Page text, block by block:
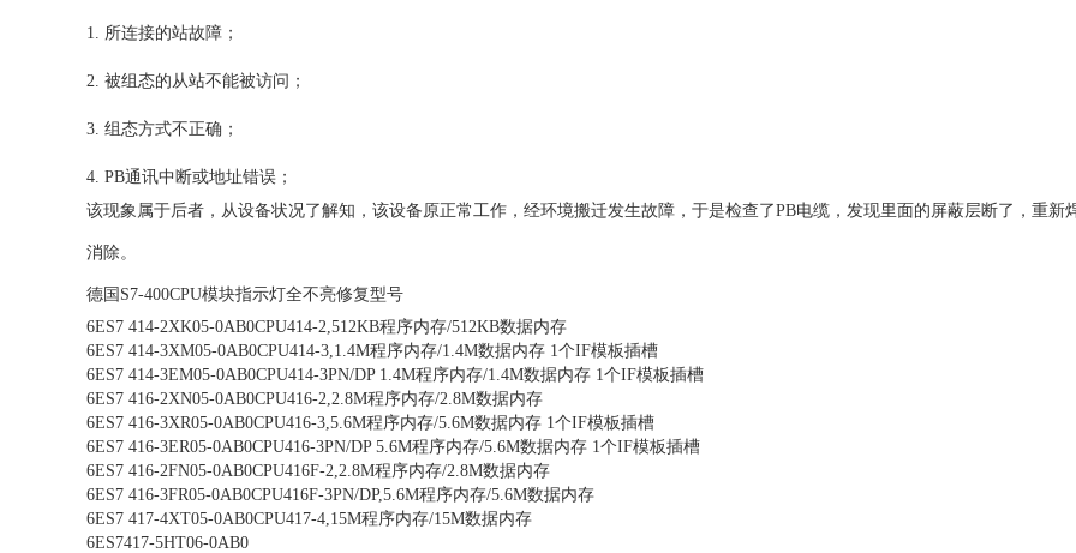
1. 所连接的站故障；
2. 被组态的从站不能被访问；
3. 组态方式不正确；
4. PB通讯中断或地址错误；
该现象属于后者，从设备状况了解知，该设备原正常工作，经环境搬迁发生故障，于是检查了PB电缆，发现里面的屏蔽层断了，重新
消除。
德国 S7-400CPU模块指示灯全不亮修复型号
6ES7 414-2XK05-0AB0CPU414-2,512KB程序内存/512KB数据内存
6ES7 414-3XM05-0AB0CPU414-3,1.4M程序内存/1.4M数据内存 1个IF模板插槽
6ES7 414-3EM05-0AB0CPU414-3PN/DP 1.4M程序内存/1.4M数据内存 1个IF模板插槽
6ES7 416-2XN05-0AB0CPU416-2,2.8M程序内存/2.8M数据内存
6ES7 416-3XR05-0AB0CPU416-3,5.6M程序内存/5.6M数据内存 1个IF模板插槽
6ES7 416-3ER05-0AB0CPU416-3PN/DP 5.6M程序内存/5.6M数据内存 1个IF模板插槽
6ES7 416-2FN05-0AB0CPU416F-2,2.8M程序内存/2.8M数据内存
6ES7 416-3FR05-0AB0CPU416F-3PN/DP,5.6M程序内存/5.6M数据内存
6ES7 417-4XT05-0AB0CPU417-4,15M程序内存/15M数据内存
6ES7417-5HT06-0AB0